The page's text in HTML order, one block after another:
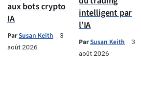
aux bots crypto
IA
ParSusan Keith
3
août 2026
intelligent par
l’IA
ParSusan Keith
3
août 2026